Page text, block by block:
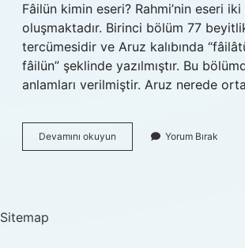
Fâilün kimin eseri? Rahmi’nin eseri
oluşmaktadır. Birinci bölüm 77
tercümesidir ve Aruz kalıbında
fâilün” şeklinde yazılmıştır. Bu
anlamları verilmiştir. Aruz nerede
Devamını okuyun
Ölçüsünü
Yorum Bırak
Sitemap